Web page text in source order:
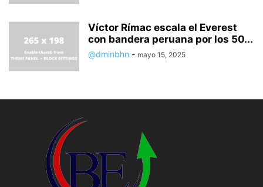
Víctor Rímac escala el Everest
con bandera peruana por los 50...
@dminbhn - mayo 15, 2025